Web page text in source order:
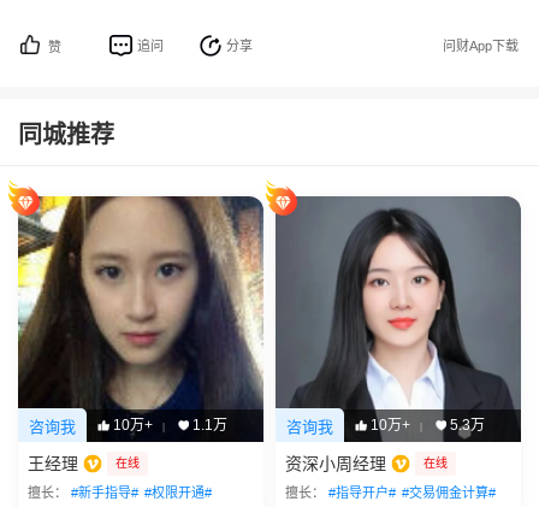
赞 追问 分享 问财App下载
同城推荐
咨询我 10万+ | 1.1万
王经理 在线
擅长： #新手指导# #权限开通#
咨询我 10万+ | 5.3万
资深小周经理 在线
擅长： #指导开户# #交易佣金计算#